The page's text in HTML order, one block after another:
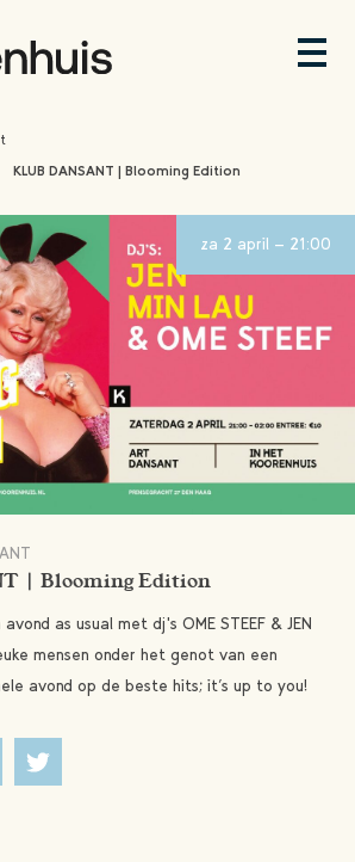
KLUB DANSANT | Blooming Edition
za 2 april - 21:00
| Blooming Edition
avond as usual met dj's OME STEEF & JEN
mensen onder het genot van een
avond op de beste hits; it’s up to you!